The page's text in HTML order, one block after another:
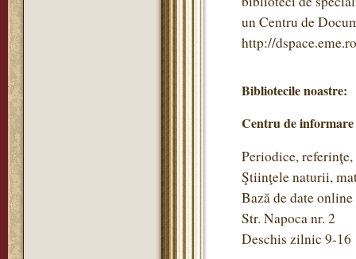
un Centru de
http://
Bibliotecile noastre:
Centru de
Periodice,
Ştiinţele naturii,
Bază de date online
Str. Napoca nr. 2
Deschis zilnic 9-16